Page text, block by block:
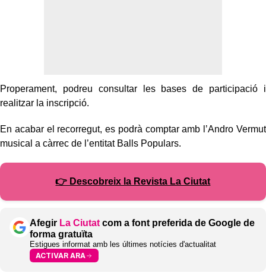
Properament, podreu consultar les bases de participació i
realitzar la inscripció.
En acabar el recorregut, es podrà comptar amb l’Andro Vermut
musical a càrrec de l’entitat Balls Populars.
👉 Descobreix la Revista La Ciutat
Afegir La Ciutatcom a font preferida de Google de
forma gratuïta
Estigues informat amb les últimes notícies d'actualitat
ACTIVAR ARA